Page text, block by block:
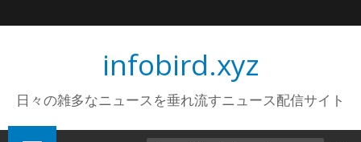
infobird.xyz
日々の雑多なニュースを垂れ流すニュース配信サイト